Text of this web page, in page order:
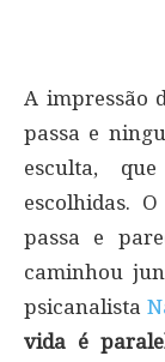
A impressão
passa e
esculta,
escolhidas.
passa e
caminhou
psicanalista
vida é